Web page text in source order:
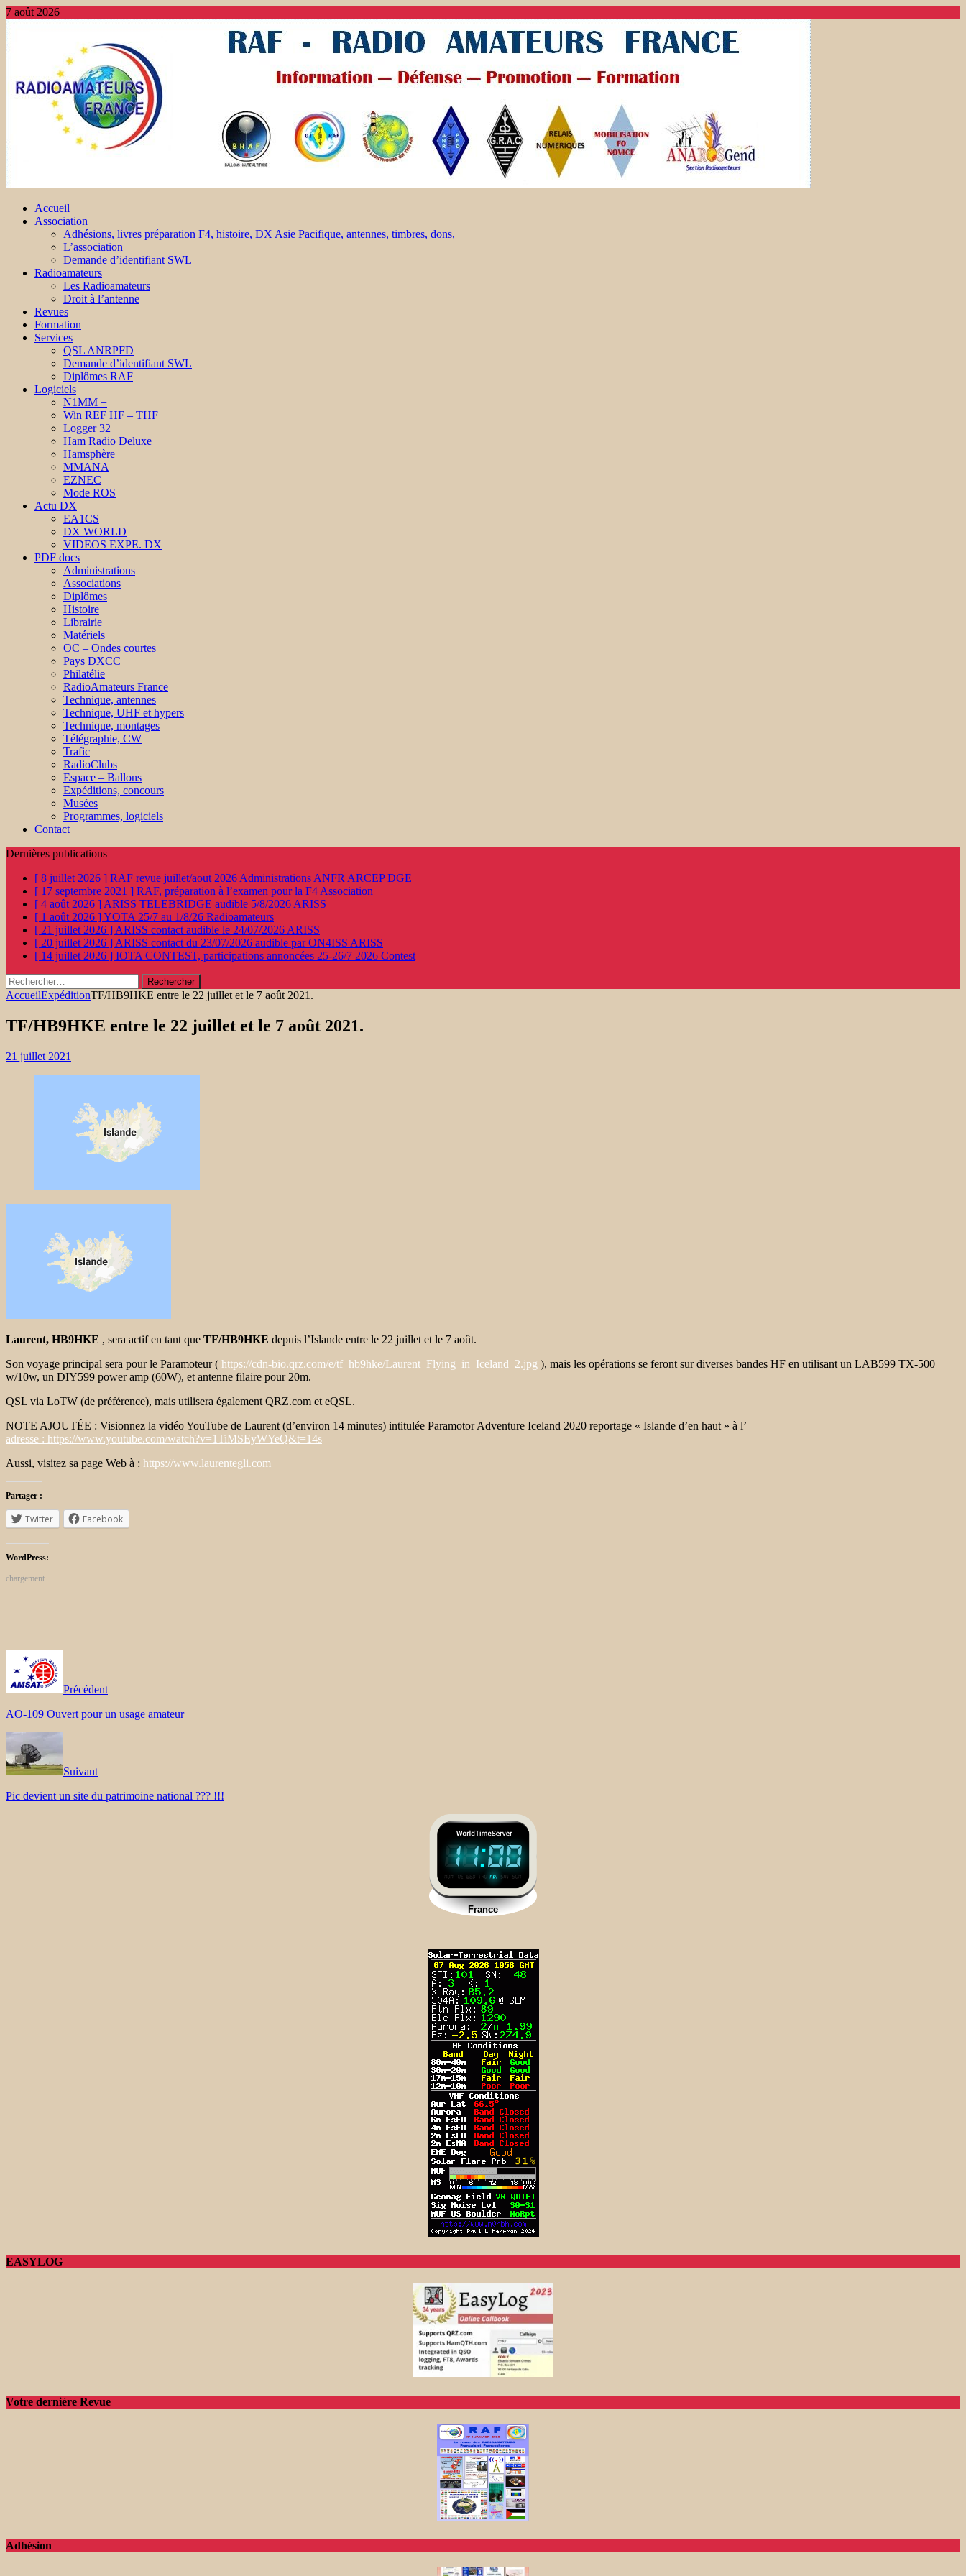
7 août 2026
Accueil
Association
Adhésions, livres préparation F4, histoire, DX Asie Pacifique, antennes, timbres, dons,
L’association
Demande d’identifiant SWL
Radioamateurs
Les Radioamateurs
Droit à l’antenne
Revues
Formation
Services
QSL ANRPFD
Demande d’identifiant SWL
Diplômes RAF
Logiciels
N1MM +
Win REF HF – THF
Logger 32
Ham Radio Deluxe
Hamsphère
MMANA
EZNEC
Mode ROS
Actu DX
EA1CS
DX WORLD
VIDEOS EXPE. DX
PDF docs
Administrations
Associations
Diplômes
Histoire
Librairie
Matériels
OC – Ondes courtes
Pays DXCC
Philatélie
RadioAmateurs France
Technique, antennes
Technique, UHF et hypers
Technique, montages
Télégraphie, CW
Trafic
RadioClubs
Espace – Ballons
Expéditions, concours
Musées
Programmes, logiciels
Contact
Dernières publications
[ 8 juillet 2026 ] RAF revue juillet/aout 2026 Administrations ANFR ARCEP DGE
[ 17 septembre 2021 ] RAF, préparation à l’examen pour la F4 Association
[ 4 août 2026 ] ARISS TELEBRIDGE audible 5/8/2026 ARISS
[ 1 août 2026 ]YOTA 25/7 au 1/8/26 Radioamateurs
[ 21 juillet 2026 ] ARISS contact audible le 24/07/2026 ARISS
[ 20 juillet 2026 ] ARISS contact du 23/07/2026 audible par ON4ISS ARISS
[ 14 juillet 2026 ] IOTA CONTEST, participations annoncées 25-26/7 2026 Contest
Rechercher :
AccueilExpéditionTF/HB9HKE entre le 22 juillet et le 7 août 2021.
TF/HB9HKE entre le 22 juillet et le 7 août 2021.
21 juillet 2021
Laurent, HB9HKE , sera actif en tant que TF/HB9HKE depuis l’Islande entre le 22 juillet et le 7 août.
Son voyage principal sera pour le Paramoteur ( https://cdn-bio.qrz.com/e/tf_hb9hke/Laurent_Flying_in_Iceland_2.jpg ), mais les opérations se feront sur diverses bandes HF en utilisant un LAB599 TX-500
w/10w, un DIY599 power amp (60W), et antenne filaire pour 20m.
QSL via LoTW (de préférence), mais utilisera également QRZ.com et eQSL.
NOTE AJOUTÉE : Visionnez la vidéo YouTube de Laurent (d’environ 14 minutes) intitulée Paramotor Adventure Iceland 2020 reportage « Islande d’en haut » à l’
adresse : https://www.youtube.com/watch?v=1TiMSEyWYeQ&t=14s
Aussi, visitez sa page Web à : https://www.laurentegli.com
Partager :
Twitter Facebook
WordPress:
chargement…
Précédent
AO-109 Ouvert pour un usage amateur
Suivant
Pic devient un site du patrimoine national ??? !!!
EASYLOG
Votre dernière Revue
Adhésion